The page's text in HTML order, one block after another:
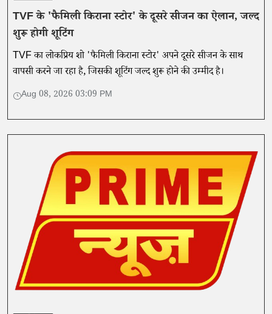
TVF के 'फैमिली किराना स्टोर' के दूसरे सीजन का ऐलान, जल्द
शुरू होगी शूटिंग
TVF का लोकप्रिय शो 'फैमिली किराना स्टोर' अपने दूसरे सीजन के साथ
वापसी करने जा रहा है, जिसकी शूटिंग जल्द शुरू होने की उम्मीद है।
Aug 08, 2026 03:09 PM